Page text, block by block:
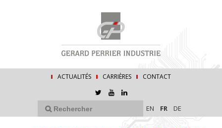
ACTUALITÉS CARRIÈRES CONTACT
EN FR DE